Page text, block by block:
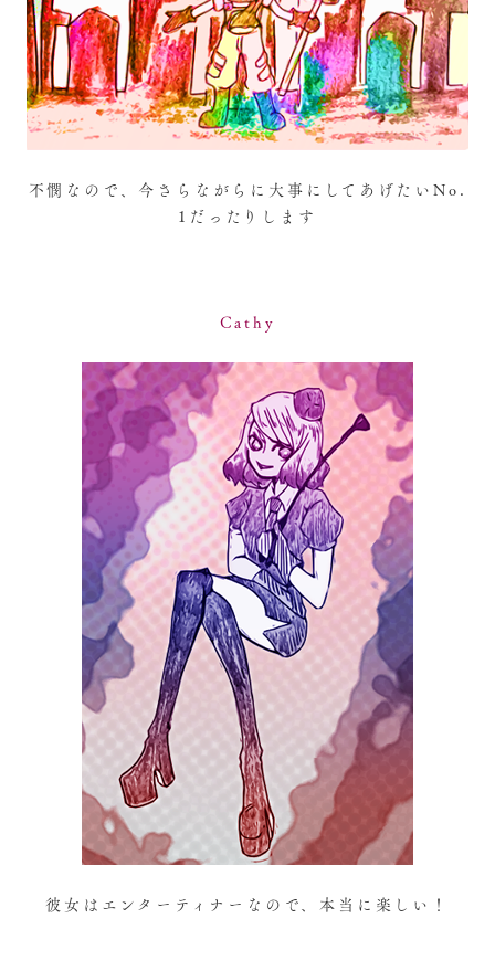
不憫なので、今さらながらに大事にしてあげたいNo.
1だったりします
Cathy
彼女はエンターティナーなので、本当に楽しい！